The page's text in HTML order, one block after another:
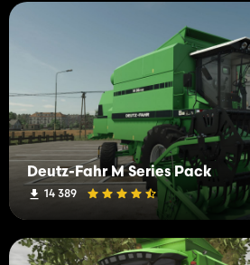
Deutz-Fahr M Series Pack
14 389